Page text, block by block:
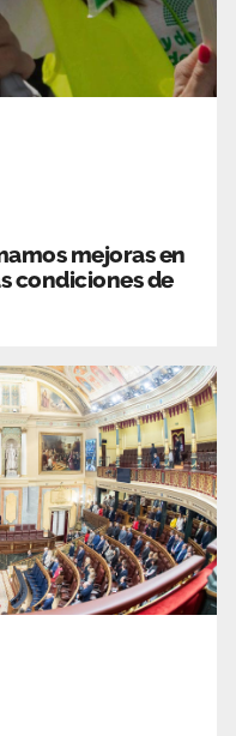
mejoras en
condiciones de